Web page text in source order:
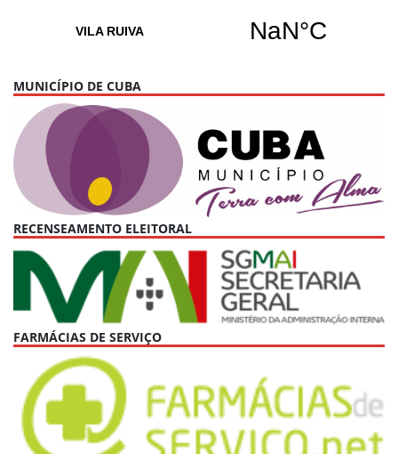
MUNICÍPIO DE CUBA
RECENSEAMENTO ELEITORAL
FARMÁCIAS DE SERVIÇO